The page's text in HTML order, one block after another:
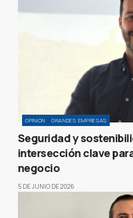
OPINIÓN GRANDES EMPRESAS
Seguridad y
intersección clave
negocio
5 DE JUNIO DE 2026